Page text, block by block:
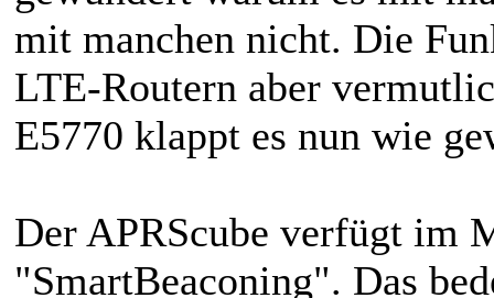
mit manchen nicht. Die
LTE-Routern aber
E5770 klappt es nun wie
Der APRScube verfügt im
"SmartBeaconing". Das